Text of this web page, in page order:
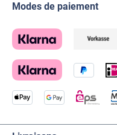
Modes de paiement